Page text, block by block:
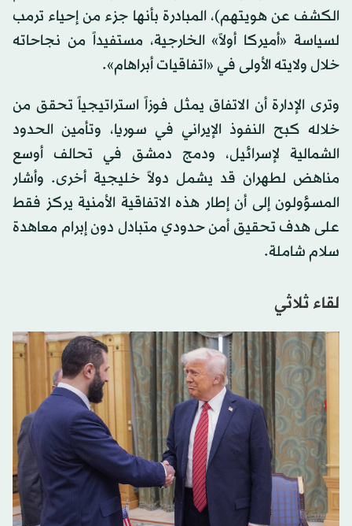
الكشف عن هويتهم)، المبادرة بأنها جزء من إحياء ترمب
لسياسة «أميركا أولاً» الخارجية، مستفيداً من نجاحاته
خلال ولايته الأولى في «اتفاقيات أبراهام».
وترى الإدارة أن الاتفاق يمثل فوزاً استراتيجياً تحقق من
خلاله كبح النفوذ الإيراني في سوريا، وتأمين الحدود
الشمالية لإسرائيل، ودمج دمشق في تحالف أوسع
مناهض لطهران قد يشمل دولاً خليجية أخرى. وأشار
المسؤولون إلى أن إطار هذه الاتفاقية الأمنية يركز فقط
على هدف تحقيق أمن حدودي متبادل دون إبرام معاهدة
سلام شاملة.
لقاء ثلاثي